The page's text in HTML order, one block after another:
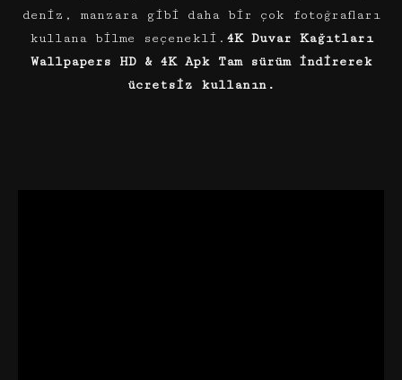
deniz, manzara gibi daha bir çok fotoğrafları
kullana bilme seçenekli. 4K Duvar Kağıtları
Wallpapers HD & 4K Apk Tam sürüm indirerek
ücretsiz kullanın.